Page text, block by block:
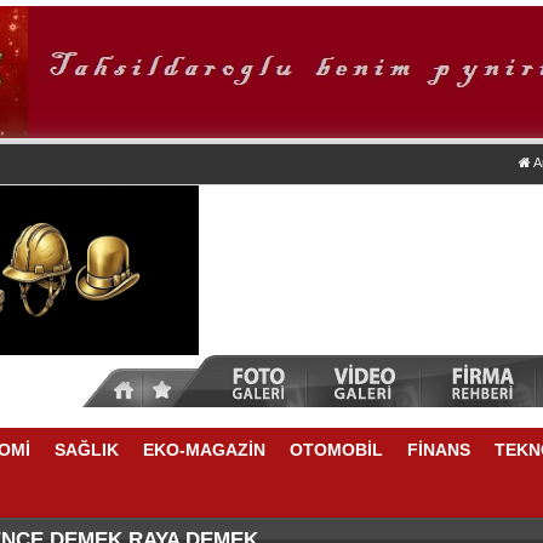
SAĞLIK EKO-MAGAZİN OTOMOBİL FİNANS
BÜYÜME İÇİN REKABETÇİLİĞİ ARTIRACAK
DURKUN'DAN YENİ DÖNEME İLİŞKİN ÖNEMLİ